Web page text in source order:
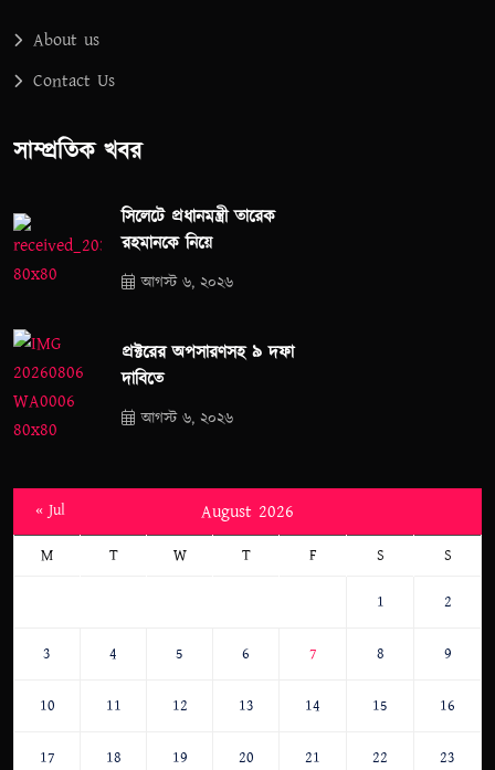
About us
Contact Us
সাম্প্রতিক খবর
সিলেটে প্রধানমন্ত্রী তারেক
রহমানকে নিয়ে
আগস্ট ৬, ২০২৬
প্রক্টরের অপসারণসহ ৯ দফা
দাবিতে
আগস্ট ৬, ২০২৬
August 2026
M T W T F S S
1 2
3 4 5 6 7 8 9
10 11 12 13 14 15 16
17 18 19 20 21 22 23
« Jul